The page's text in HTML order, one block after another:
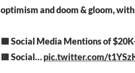
optimism and doom & gloom,
🟦 Social Media Mentions of
🟥 Social…pic.twitter.com/